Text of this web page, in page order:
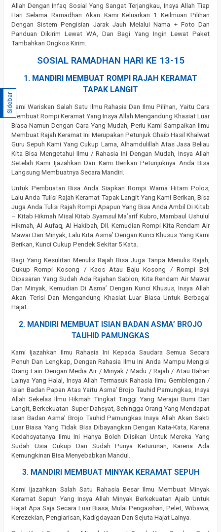
Allah Dengan Infaq Sosial Yang Sangat Terjangkau, Insya Allah Tiap
Hari Selama Ramadhan Akan Kami Keluarkan 1 Keilmuan Pilihan
Dengan Sistem Pengisian Jarak Jauh Melalui Nama + Foto Dan
Panduan Dikirim Lewat WA, Dan Bagi Yang Ingin Lewat Paket
Tambahkan Ongkos Kirim.
SOSIAL RAMADHAN HARI KE 13-15
1. MANDIRI MEMBUAT ROMPI RAJAH KERAMAT
TAPAK LANGIT
Kami Wariskan Salah Satu Ilmu Rahasia Dan Ilmu Pilihan, Yaitu Cara
Membuat Rompi Keramat Yang Insya Allah Mengandung Khasiat Luar
Biasa Namun Dengan Cara Yang Mudah, Perlu Kami Sampaikan Ilmu
Membuat Rajah Keramat Ini Merupakan Petunjuk Ghaib Hasil Khalwat
Guru Sepuh Kami Yang Cukup Lama, Alhamdulillah Atas Jasa Beliau
Kita Bisa Mengetahui Ilmu / Rahasia Ini Dengan Mudah, Insya Allah
Setelah Kami Ijazahkan Dan Kami Berikan Petunjuknya Anda Bisa
Langsung Membuatnya Secara Mandiri.
Untuk Pembuatan Bisa Anda Siapkan Rompi Warna Hitam Polos,
Lalu Anda Tulisi Rajah Keramat Tapak Langit Yang Kami Berikan, Bisa
Juga Anda Tulisi Rajah Rompi Apapun Yang Bisa Anda Ambil Di Kitab
– Kitab Hikmah Misal Kitab Syamsul Ma’arif Kubro, Mambaul Ushulul
Hikmah, Al Aufaq, Al Hakibah, Dll. Kemudian Rompi Kita Rendam Air
Mawar Dan Minyak, Lalu Kita Asma’ Dengan Kunci Khusus Yang Kami
Berikan, Kunci Cukup Pendek Sekitar 5 Kata.
Bagi Yang Kesulitan Menulis Rajah Bisa Juga Tanpa Menulis Rajah,
Cukup Rompi Kosong / Kaos Atau Baju Kosong / Rompi Beli
Dipasaran Yang Sudah Ada Rajahan Sablon, Kita Rendam Air Mawar
Dan Minyak, Kemudian Di Asma’ Dengan Kunci Khusus, Insya Allah
Akan Terisi Dan Mengandung Khasiat Luar Biasa Untuk Berbagai
Hajat.
2. MANDIRI MEMBUAT ISIAN BADAN ASMA’ BROJO
TAUHID PAMUNGKAS
Kami Ijazahkan Ilmu Rahasia Ini Kepada Saudara Semua Secara
Penuh Dan Lengkap, Dengan Rahasia Ilmu Ini Anda Mampu Mengisi
Orang Lain Dengan Media Air / Minyak / Madu / Rajah / Atau Bahan
Lainya Yang Halal, Insya Allah Termasuk Rahasia Ilmu Gemblengan /
Isian Badan Papan Atas Yaitu Asma’ Brojo Tauhid Pamungkas, Insya
Allah Sekelas Ilmu Hikmah Tingkat Tinggi Yang Merajai Bumi Dan
Langit, Berkekuatan Super Dahsyat, Sehingga Orang Yang Mendapat
Isian Badan Asma’ Brojo Tauhid Pamungkas Insya Allah Akan Sakti
Luar Biasa Yang Tidak Bisa Dibayangkan Dengan Kata-Kata, Karena
Kedahsyatanya Ilmu Ini Hanya Boleh Diisikan Untuk Mereka Yang
Sudah Usia Cukup Dan Sudah Punya Keturunan, Karena Ada
Kemungkinan Bisa Menyebabkan Mandul.
3. MANDIRI MEMBUAT MINYAK KERAMAT SEPUH
Kami Ijazahkan Salah Satu Rahasia Besar Ilmu Membuat Minyak
Keramat Sepuh Yang Insya Allah Minyak Berkekuatan Ajaib Untuk
Hajat Apa Saja Secara Luar Biasa, Mulai Pengasihan, Pelet, Wibawa,
Kerezekian, Penglarisan, Kadigdayaan Dan Sejuta Hajat Lainya.
Sidebar